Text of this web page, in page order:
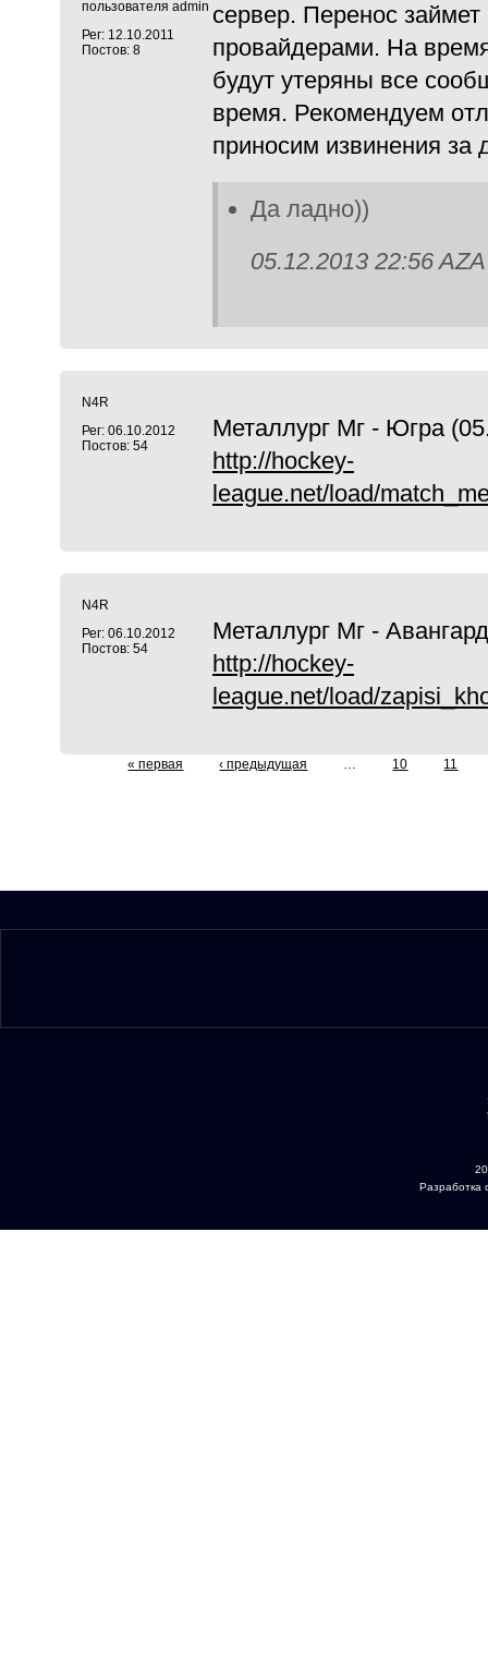
Рег: 12.10.2011
Постов: 8
сервер. Перенос
провайдерами. На
будут утеряны все
время. Рекомендуем
приносим извинения за
Да ладно))
05.12.2013 22:56 AZA
N4R
Рег: 06.10.2012
Постов: 54
Металлург Мг - Югра
http://hockey-
league.net/load/
N4R
Рег: 06.10.2012
Постов: 54
Металлург Мг -
http://hockey-
league.net/load/
Страницы« первая ‹ предыдущая … 10 11